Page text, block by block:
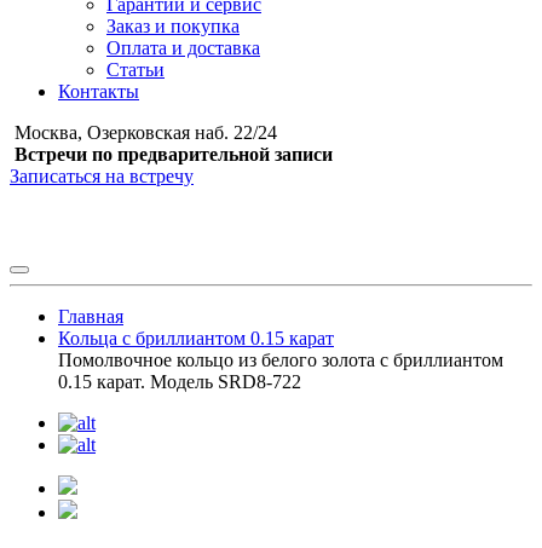
Гарантии и сервис
Заказ и покупка
Оплата и доставка
Статьи
Контакты
Москва, Озерковская наб. 22/24
Встречи по предварительной записи
Записаться на встречу
Главная
Кольца с бриллиантом 0.15 карат
Помолвочное кольцо из белого золота с бриллиантом
0.15 карат. Модель SRD8-722